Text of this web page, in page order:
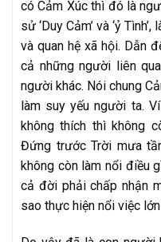
có Cảm Xúc thì đó là
sử ‘Duy Cảm’ và ‘ỷ
và quan hệ xã hội. Dẫn
cả những người liên
người khác. Nói chung
làm suy yếu người ta.
không thích thì không
Đứng trước Trời mưa
không còn làm nổi điều
cả đời phải chấp nhận
sao thực hiện nổi việc